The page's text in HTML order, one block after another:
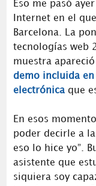
Eso me pasó
Internet en el
Barcelona. La
tecnologías web
muestra
demo incluida en
electrónicaque
En esos
poder decirle a la
eso lo hice yo”.
asistente que
siquiera soy